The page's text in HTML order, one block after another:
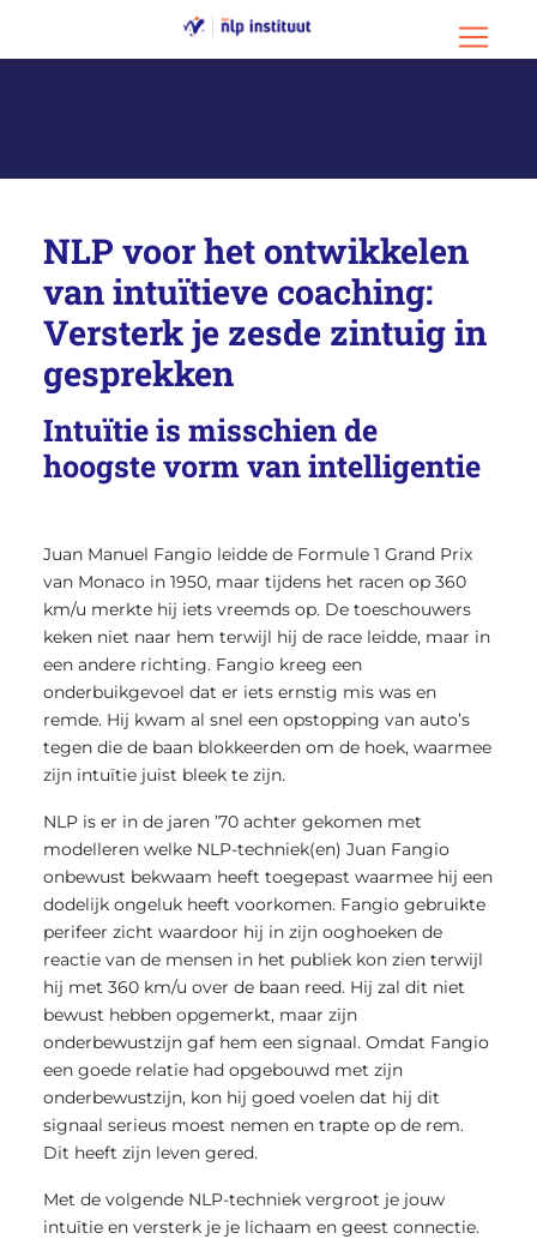
Menu
NLP voor het ontwikkelen
van intuïtieve coaching:
Versterk je zesde zintuig in
gesprekken
Intuïtie is misschien de
hoogste vorm van intelligentie
Juan Manuel Fangio leidde de Formule 1 Grand Prix
van Monaco in 1950, maar tijdens het racen op 360
km/u merkte hij iets vreemds op. De toeschouwers
keken niet naar hem terwijl hij de race leidde, maar in
een andere richting. Fangio kreeg een
onderbuikgevoel dat er iets ernstig mis was en
remde. Hij kwam al snel een opstopping van auto’s
tegen die de baan blokkeerden om de hoek, waarmee
zijn intuïtie juist bleek te zijn.
NLP is er in de jaren ’70 achter gekomen met
modelleren welke NLP-techniek(en) Juan Fangio
onbewust bekwaam heeft toegepast waarmee hij een
dodelijk ongeluk heeft voorkomen. Fangio gebruikte
perifeer zicht waardoor hij in zijn ooghoeken de
reactie van de mensen in het publiek kon zien terwijl
hij met 360 km/u over de baan reed. Hij zal dit niet
bewust hebben opgemerkt, maar zijn
onderbewustzijn gaf hem een signaal. Omdat Fangio
een goede relatie had opgebouwd met zijn
onderbewustzijn, kon hij goed voelen dat hij dit
signaal serieus moest nemen en trapte op de rem.
Dit heeft zijn leven gered.
Met de volgende NLP-techniek vergroot je jouw
intuïtie en versterk je je lichaam en geest connectie.